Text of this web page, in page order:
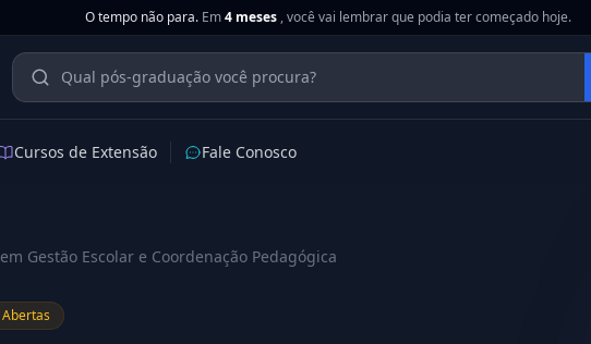
O tempo não para. Em4 meses , você vai lembrar que podia ter começado hoje.
Cursos de Extensão Fale Conosco
Gestão Escolar e Coordenação Pedagógica